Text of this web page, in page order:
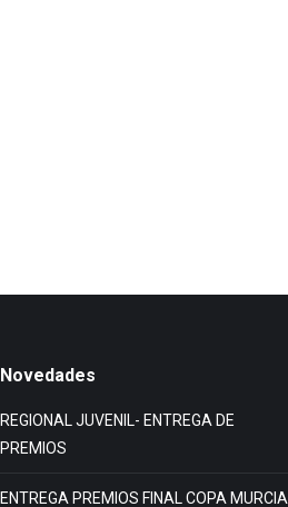
Novedades
REGIONAL JUVENIL- ENTREGA DE
PREMIOS
ENTREGA PREMIOS FINAL COPA MURCIA